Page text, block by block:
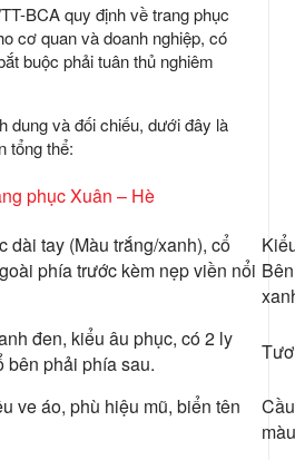
BCA quy định vềtrang phục
cơ quan và doanh nghiệp, có
buộc phải tuân thủ nghiêm
dung và đối chiếu, dưới đây là
tổng thể:
phục Xuân – Hè
dài tay (Màu trắng/xanh), cổ
phía trước kèm nẹp viền nổi
đen, kiểu âu phục, có 2 ly
bên phải phía sau.
ve áo, phù hiệu mũ, biển tên